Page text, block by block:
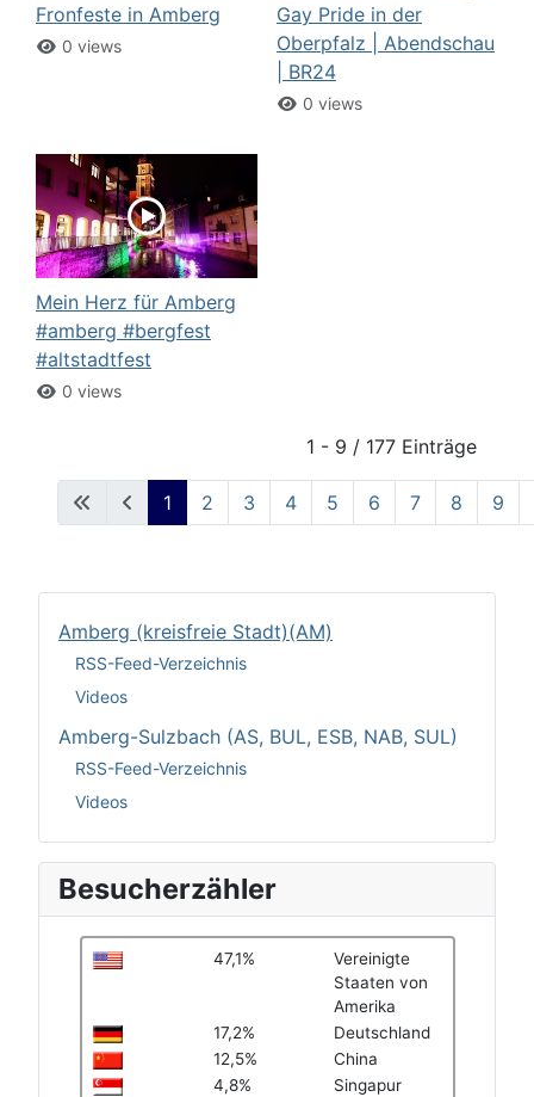
Fronfeste in Amberg
0 views
Gay Pride in der
Oberpfalz | Abendschau
| BR24
0 views
Mein Herz für Amberg
#amberg #bergfest
#altstadtfest
0 views
1 - 9 / 177 Einträge
1 2 3 4 5 6 7 8 9
Amberg (kreisfreie Stadt)(AM)
RSS-Feed-Verzeichnis
Videos
Amberg-Sulzbach (AS, BUL, ESB, NAB, SUL)
RSS-Feed-Verzeichnis
Videos
Besucherzähler
47,1%
Vereinigte
Staaten von
Amerika
17,2%
Deutschland
12,5%
China
4,8%
Singapur